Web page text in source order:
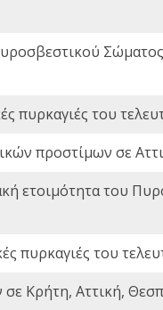
πυρκαγιές του
προστίμων σε
ετοιμότητα του
πυρκαγιές του
Κρήτη, Αττική,